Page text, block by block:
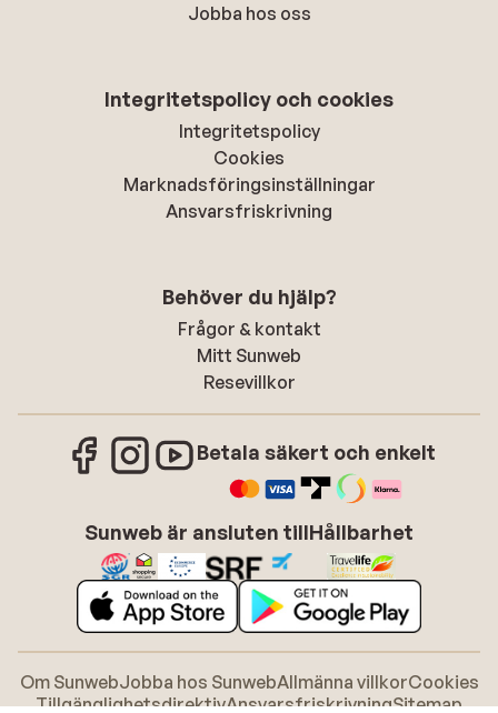
Jobba hos oss
Integritetspolicy och cookies
Integritetspolicy
Cookies
Marknadsföringsinställningar
Ansvarsfriskrivning
Behöver du hjälp?
Frågor & kontakt
Mitt Sunweb
Resevillkor
Betala säkert och enkelt
Sunweb är ansluten tillHållbarhet
Om SunwebJobba hos SunwebAllmänna villkorCookies
TillgänglighetsdirektivAnsvarsfriskrivningSitemap